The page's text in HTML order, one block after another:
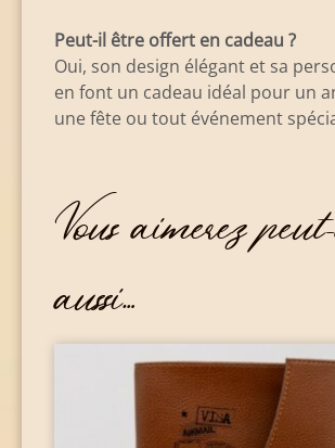
Peut-il être offert en cadeau ?
Oui, son design élégant et sa
en font un cadeau idéal pour un
une fête ou tout événement
Vous aimerez
aussi…